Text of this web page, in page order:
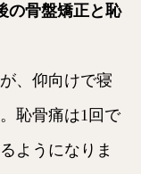
の骨盤矯正と恥
、仰向けで寝
恥骨痛は1回で
ようになりま